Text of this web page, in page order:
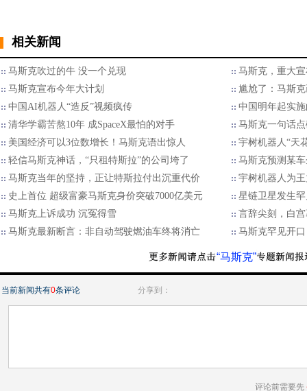
相关新闻
马斯克吹过的牛 没一个兑现
马斯克，重大
马斯克宣布今年大计划
尴尬了：马斯
中国AI机器人“造反”视频疯传
中国明年起实
清华学霸苦熬10年 成SpaceX最怕的对手
马斯克一句话
美国经济可以3位数增长！马斯克语出惊人
宇树机器人“天
轻信马斯克神话，“只租特斯拉”的公司垮了
马斯克预测某
马斯克当年的坚持，正让特斯拉付出沉重代价
宇树机器人为
史上首位 超级富豪马斯克身价突破7000亿美元
星链卫星发生
马斯克上诉成功 沉冤得雪
言辞尖刻，白
马斯克最新断言：非自动驾驶燃油车终将消亡
马斯克罕见开
“马斯克”
当前新闻共有0条评论 分享到：
评论前需要先